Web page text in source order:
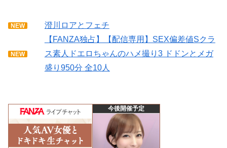
NEW 澄川ロアとフェチ
NEW
【FANZA独占】【配信専用】SEX偏差値Sクラ
ス素人ドエロちゃんのハメ撮り3 ドドンとメガ
盛り950分 全10人